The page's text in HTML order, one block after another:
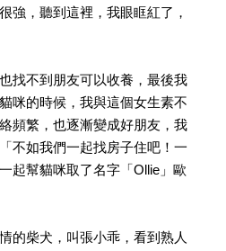
強，聽到這裡，我眼眶紅了，
找不到朋友可以收養，最後我
咪的時候，我與這個女生素不
頻繁，也逐漸變成好朋友，我
不如我們一起找房子住吧！一
起幫貓咪取了名字「Ollie」歐
的柴犬，叫張小乖，看到熟人